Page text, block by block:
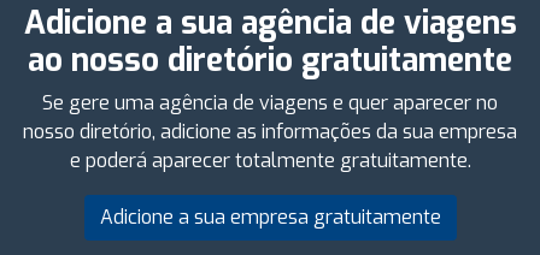
Adicione a sua agência de viagens
ao nosso diretório gratuitamente
Se gere uma agência de viagens e quer aparecer no
nosso diretório, adicione as informações da sua empresa
e poderá aparecer totalmente gratuitamente.
Adicione a sua empresa gratuitamente